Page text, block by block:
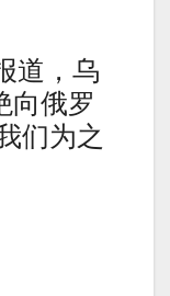
道，乌
向俄罗
们为之